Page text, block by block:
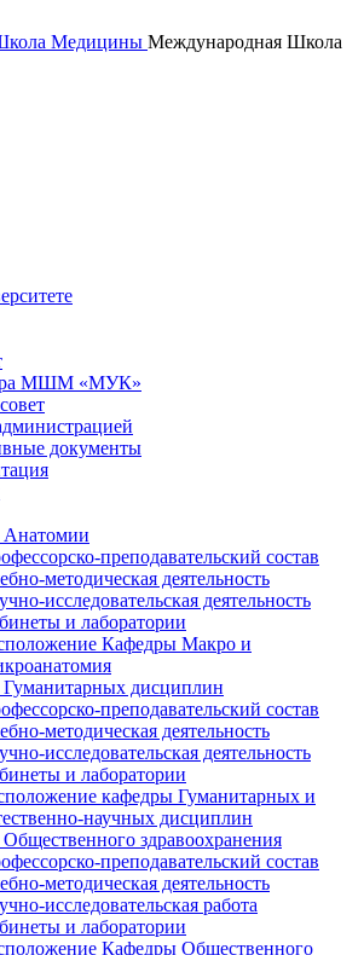
Международная Школа
МШМ «МУК»
документы
Анатомии
преподавательский состав
методическая деятельность
исследовательская деятельность
и лаборатории
Кафедры Макро и
дисциплин
преподавательский состав
методическая деятельность
исследовательская деятельность
и лаборатории
кафедры Гуманитарных и
научных дисциплин
здравоохранения
преподавательский состав
методическая деятельность
исследовательская работа
и лаборатории
Кафедры Общественного